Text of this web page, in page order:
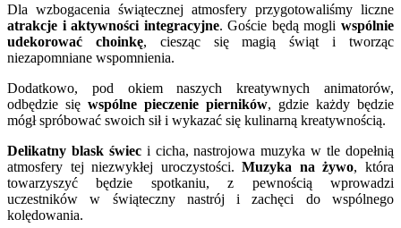
Dla wzbogacenia świątecznej atmosfery przygotowaliśmy liczne
atrakcje i aktywności integracyjne. Goście będą mogliwspólnie
udekorować choinkę, ciesząc się magią świąt i tworząc
niezapomniane wspomnienia.
Dodatkowo, pod okiem naszych kreatywnych animatorów,
odbędzie się wspólne pieczenie pierników, gdzie każdy będzie
mógł spróbować swoich sił i wykazać się kulinarną kreatywnością.
Delikatny blask świeci cicha, nastrojowa muzyka w tle dopełnią
atmosfery tej niezwykłej uroczystości.Muzyka na żywo, która
towarzyszyć będzie spotkaniu, z pewnością wprowadzi
uczestników w świąteczny nastrój i zachęci do wspólnego
kolędowania.